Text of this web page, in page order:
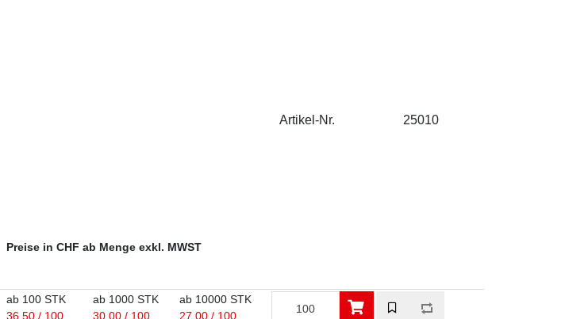
Artikel-Nr. 25010
Preise in CHF ab Menge exkl. MWST
ab 100 STK
36.50 / 100
ab 1000 STK
30.00 / 100
ab 10000 STK
27.00 / 100